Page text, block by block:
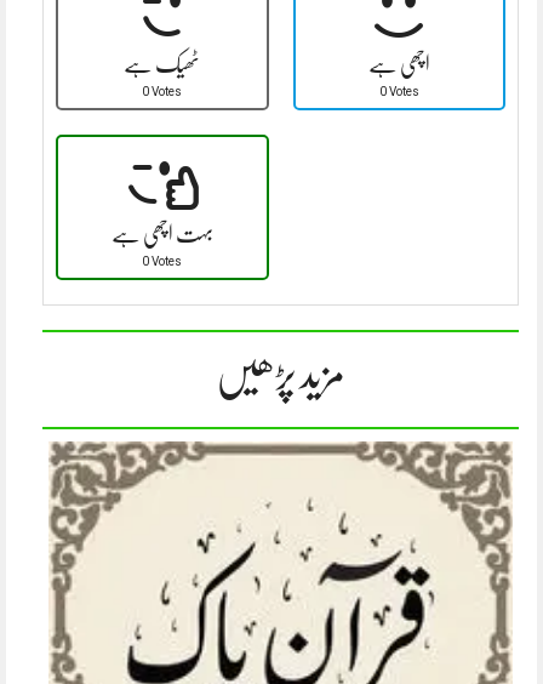
ٹھیک ہے
0 Votes
اچھی ہے
0 Votes
بہت اچھی ہے
0 Votes
مزید پڑھیں